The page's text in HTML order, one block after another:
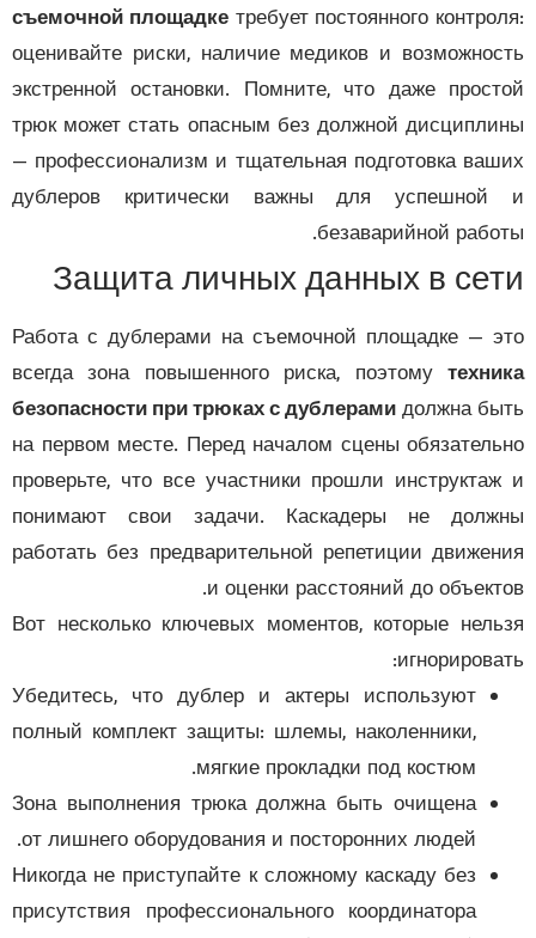
съемочной площадкетребует постоянного
оценивайте риски, наличие медиков и
экстренной остановки. Помните, что даже
трюк может стать опасным без должной
— профессионализм и тщательная подготовка
дублеров критически важны для
безаварийной
Защита личных данных в
Работа с дублерами на съемочной площадке —
всегда зона повышенного риска, поэтому
безопасности при трюках с дублерамидолжна
на первом месте. Перед началом сцены
проверьте, что все участники прошли
понимают свои задачи. Каскадеры не
работать без предварительной репетиции
и оценки расстояний до
Вот несколько ключевых моментов, которые
Убедитесь, что дублер и актеры используют
полный комплект защиты: шлемы, наколенники,
мягкие прокладки под костюм.
Зона выполнения трюка должна быть очищена
от лишнего оборудования и посторонних людей.
Никогда не приступайте к сложному каскаду без
присутствия профессионального координатора